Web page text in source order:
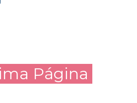
Página